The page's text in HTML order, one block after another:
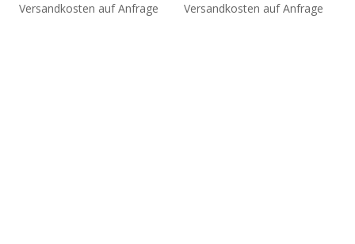
Versandkosten auf Anfrage
Versandkosten auf Anfrage